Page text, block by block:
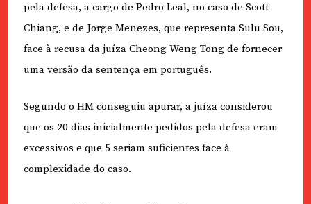
pela defesa, a cargo de Pedro Leal, no caso de Scott
Chiang, e de Jorge Menezes, que representa Sulu Sou,
face à recusa da juíza Cheong Weng Tong de fornecer
uma versão da sentença em português.
Segundo o HM conseguiu apurar, a juíza considerou
que os 20 dias inicialmente pedidos pela defesa eram
excessivos e que 5 seriam suficientes face à
complexidade do caso.